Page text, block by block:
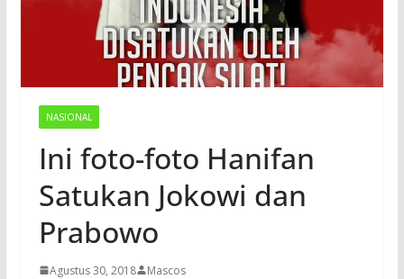
NASIONAL
Ini foto-foto Hanifan
Satukan Jokowi dan
Prabowo
Agustus 30, 2018 Mascos